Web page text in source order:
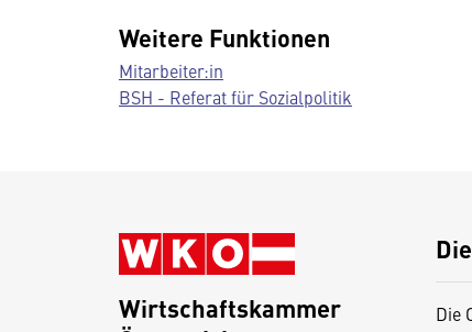
Weitere Funktionen
Mitarbeiter:in
BSH - Referat für Sozialpolitik
Die
Wirtschaftskammer